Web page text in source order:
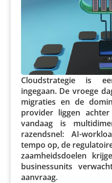
Cloud­stra­tegie is
ingegaan. De vroege
migraties en de
provider liggen
vandaag is
razend­snel: AI-
tempo op, de
zaam­heids­doelen
busi­nes­sunits
aanvraag.